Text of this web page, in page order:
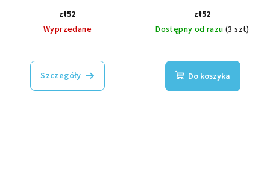
zł52
Wyprzedane
Szczegóły
zł52
Dostępny od razu (3 szt)
Do koszyka